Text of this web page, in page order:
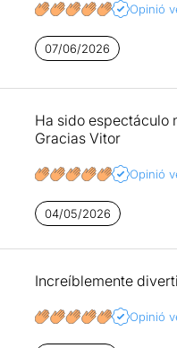
Opinió
07/06/2026
Ha sido espectáculo
Gracias Vitor
Opinió
04/05/2026
Increíblemente
Opinió